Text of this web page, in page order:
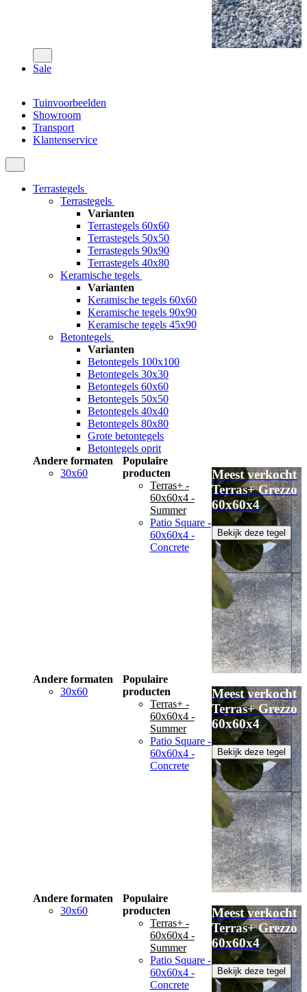
Sale
Tuinvoorbeelden
Showroom
Transport
Klantenservice
Terrastegels
Terrastegels
Varianten
Terrastegels 60x60
Terrastegels 50x50
Terrastegels 90x90
Terrastegels 40x80
Keramische tegels
Varianten
Keramische tegels 60x60
Keramische tegels 90x90
Keramische tegels 45x90
Betontegels
Varianten
Betontegels 100x100
Betontegels 30x30
Betontegels 60x60
Betontegels 50x50
Betontegels 40x40
Betontegels 80x80
Grote betontegels
Betontegels oprit
Andere formaten
30x60
Populaire
producten
Terras+ -
60x60x4 -
Summer
Patio Square -
60x60x4 -
Concrete
Meest verkocht
Terras+ Grezzo
60x60x4
Bekijk deze tegel
Andere formaten
30x60
Populaire
producten
Terras+ -
60x60x4 -
Summer
Patio Square -
60x60x4 -
Concrete
Meest verkocht
Terras+ Grezzo
60x60x4
Bekijk deze tegel
Andere formaten
30x60
Populaire
producten
Terras+ -
60x60x4 -
Summer
Patio Square -
60x60x4 -
Concrete
Meest verkocht
Terras+ Grezzo
60x60x4
Bekijk deze tegel